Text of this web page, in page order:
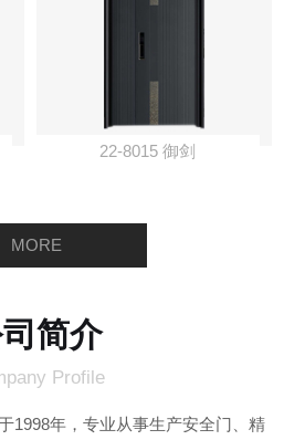
22-8015 御剑
MORE
简介
Profile
1998年，专业从事生产安全门、精